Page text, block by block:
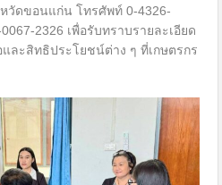
วัดขอนแก่น โทรศัพท์ 0-4326-
2326 เพื่อรับทราบรายละเอียด
ละสิทธิประโยชน์ต่าง ๆ ที่เกษตรกร